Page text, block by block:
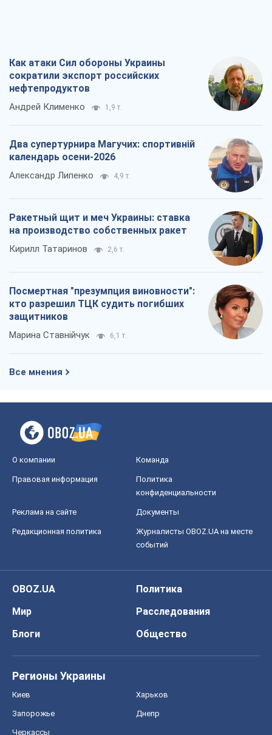
Как атаки Сил обороны Украины
сократили экспорт российских
нефтепродуктов
Андрей Клименко 1,9 т.
Два супертурнира Магучих: спортивній
календарь осени-2026
Александр Липенко 4,9 т.
Ракетный щит и меч Украины: ставка
на производство собственных ракет
Кирилл Татаринов 2,6 т.
Посмертная "презумпция виновности":
кто разрешил ТЦК судить погибших
защитников
Марина Ставнійчук 6,1 т.
Все мнения
О компании Команда
Правовая информация
Политика
конфиденциальности
Реклама на сайте Документы
Редакционная политика
Журналисты OBOZ.UA на месте
событий
OBOZ.UA
Политика
Мир
Расследования
Блоги
Общество
Регионы Украины
Киев Харьков
Запорожье Днепр
Черкассы